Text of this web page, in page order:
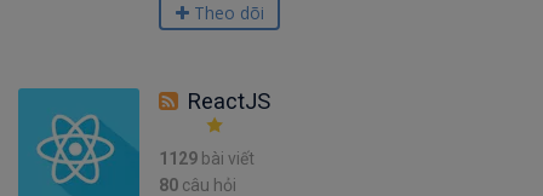
Theo dõi
ReactJS
1129 bài viết
80 câu hỏi